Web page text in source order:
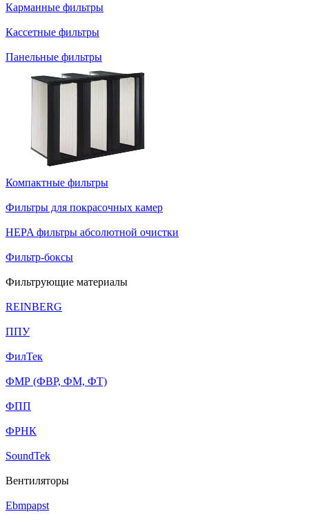
Карманные фильтры
Кассетные фильтры
Панельные фильтры
Компактные фильтры
Фильтры для покрасочных камер
HEPA фильтры абсолютной очистки
Фильтр-боксы
Фильтрующие материалы
REINBERG
ППУ
ФилТек
ФМР (ФВР, ФМ, ФТ)
ФПП
ФРНК
SoundTek
Вентиляторы
Ebmpapst